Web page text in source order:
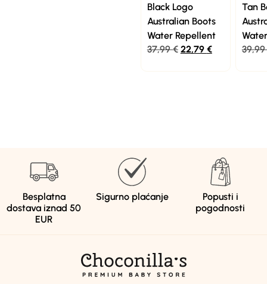
Black Logo
Australian Boots
Water Repellent
37,99€ 22,79 €
Tan
39,99
Besplatna
dostava iznad 50
EUR
Sigurno plaćanje
Popusti i
pogodnosti